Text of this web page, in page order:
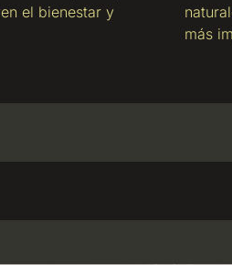
el bienestar y
más